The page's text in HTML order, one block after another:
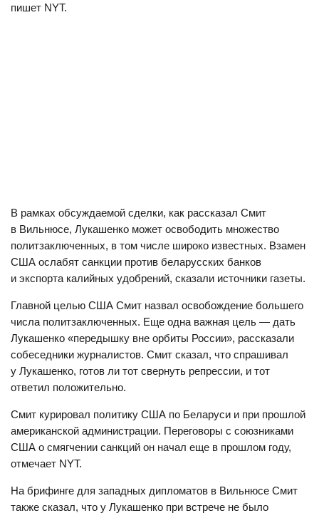
пишет NYT.
В рамках обсуждаемой сделки, как рассказал Смит
в Вильнюсе, Лукашенко может освободить множество
политзаключенных, в том числе широко известных. Взамен
США ослабят санкции против беларусских банков
и экспорта калийных удобрений, сказали источники газеты.
Главной целью США Смит назвал освобождение большего
числа политзаключенных. Еще одна важная цель — дать
Лукашенко «передышку вне орбиты России», рассказали
собеседники журналистов. Смит сказал, что спрашивал
у Лукашенко, готов ли тот свернуть репрессии, и тот
ответил положительно.
Смит курировал политику США по Беларуси и при прошлой
американской администрации. Переговоры с союзниками
США о смягчении санкций он начал еще в прошлом году,
отмечает NYT.
На брифинге для западных дипломатов в Вильнюсе Смит
также сказал, что у Лукашенко при встрече не было